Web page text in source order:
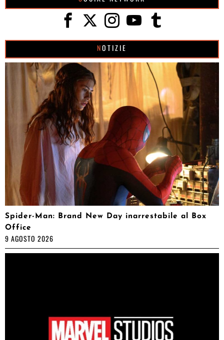
NOTIZIE
Spider-Man: Brand New Day inarrestabile al Box
Office
9 AGOSTO 2026